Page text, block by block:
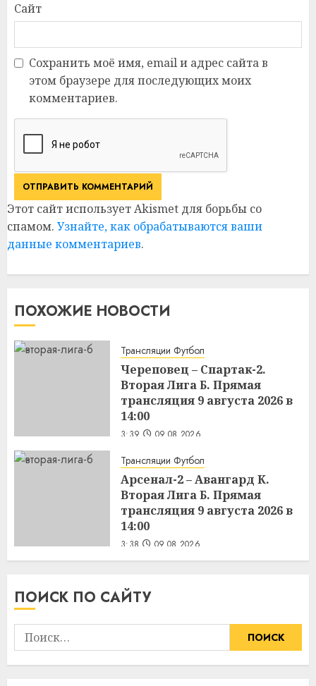
Сайт
Сохранить моё имя, email и адрес сайта в
этом браузере для последующих моих
комментариев.
Этот сайт использует Akismet для борьбы со
спамом. Узнайте, как обрабатываются ваши
данные комментариев.
ПОХОЖИЕ НОВОСТИ
Трансляции Футбол
Череповец – Спартак-2.
Вторая Лига Б. Прямая
трансляция 9 августа 2026 в
14:00
3:39 09.08.2026
Трансляции Футбол
Арсенал-2 – Авангард К.
Вторая Лига Б. Прямая
трансляция 9 августа 2026 в
14:00
3:38 09.08.2026
ПОИСК ПО САЙТУ
Найти: